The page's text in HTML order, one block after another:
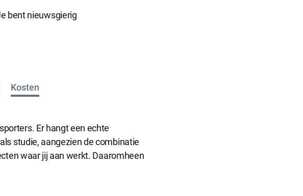
bent nieuwsgierig
Kosten
Er hangt een echte
studie, aangezien de combinatie
waar jij aan werkt. Daaromheen